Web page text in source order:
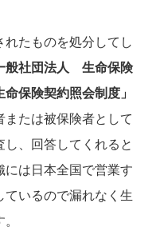
れたものを処分してし
般社団法人 生命保険
命保険契約照会制度」
または被保険者として
、回答してくれると
には日本全国で営業す
ているので漏れなく生